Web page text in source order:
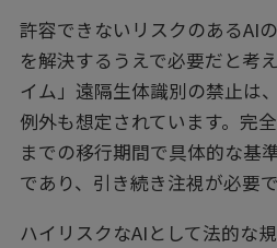
許容できないリスクのあるAI
を解決するうえで必要だと考
イム」遠隔生体識別の禁止は
例外も想定されています。完
までの移行期間で具体的な基
であり、引き続き注視が必要で
ハイリスクなAIとして法的な